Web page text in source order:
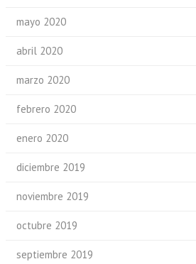
mayo 2020
abril 2020
marzo 2020
febrero 2020
enero 2020
diciembre 2019
noviembre 2019
octubre 2019
septiembre 2019